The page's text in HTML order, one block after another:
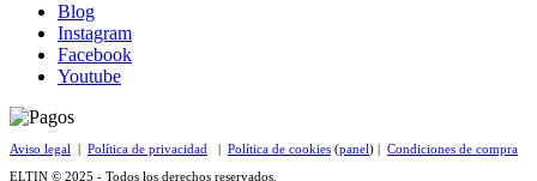
Blog
Instagram
Facebook
Youtube
Aviso legal Política de privacidad Política de cookies (panel) | Condiciones de compra
ELTIN © 2025 - Todos los derechos reservados.